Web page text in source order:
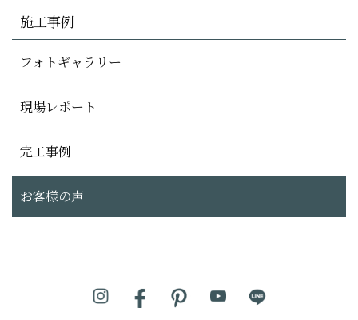
施工事例
フォトギャラリー
現場レポート
完工事例
お客様の声